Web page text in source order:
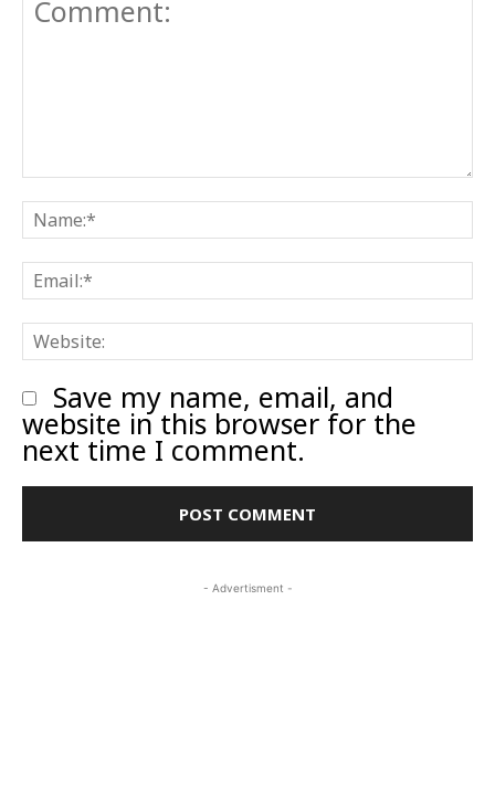
Comment:
Save my name, email, and
website in this browser for the
next time I comment.
- Advertisment -